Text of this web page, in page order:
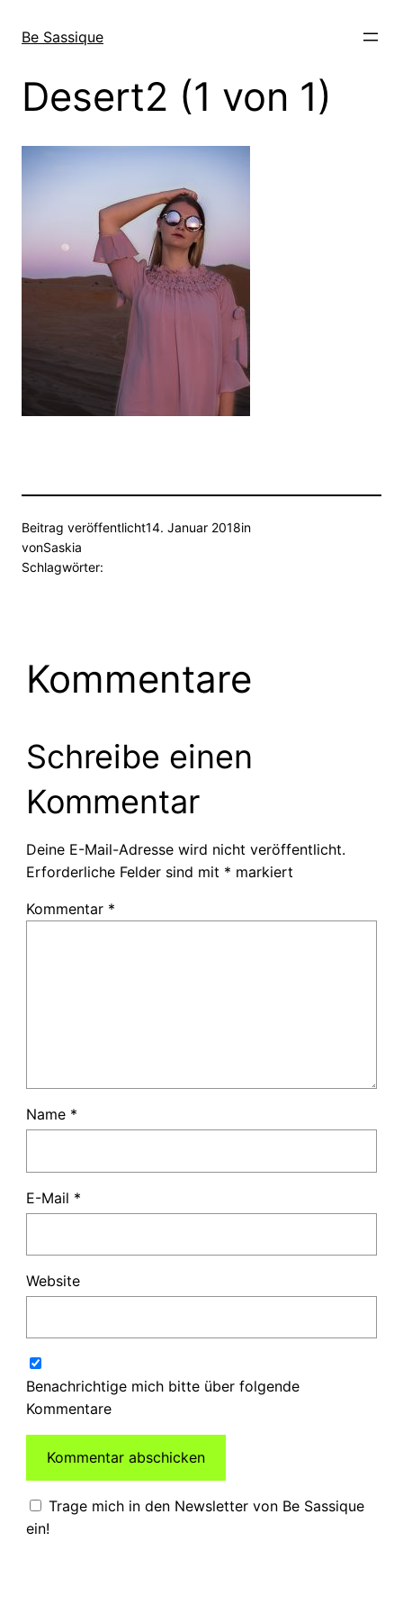
zum
wechseln
Be Sassique
Desert2 (1 von 1)
Beitrag veröffentlicht14. Januar 2018in
vonSaskia
Schlagwörter:
Kommentare
Schreibe einen
Kommentar
Deine E-Mail-Adresse wird nicht veröffentlicht.
Erforderliche Felder sind mit * markiert
Kommentar *
Name *
E-Mail *
Website
Benachrichtige mich bitte über folgende
Kommentare
Trage mich in den Newsletter von Be Sassique
ein!